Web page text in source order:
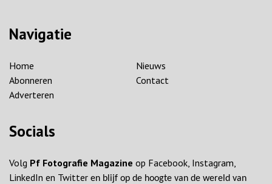
Navigatie
Home
Nieuws
Abonneren
Contact
Adverteren
Socials
Volg Pf Fotografie Magazine op Facebook, Instagram,
LinkedIn en Twitter en blijf op de hoogte van de wereld van